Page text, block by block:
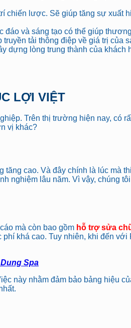
chiến lược. Sẽ giúp tăng sự xuất
đáo và sáng tạo có thể giúp
tải thông điệp về giá trị của
dựng lòng trung thành của
LỢI VIỆT
Trên thị trường hiện nay, có
vị khác?
tăng cao. Và đây chính là lúc mà
lâu năm. Vì vậy, chúng
mà còn bao gồm hỗ trợ sửa
khá cao. Tuy nhiên, khi đến
Spa
này nhằm đảm bảo bảng hiệu